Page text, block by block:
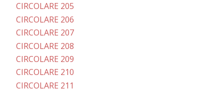
CIRCOLARE 205
CIRCOLARE 206
CIRCOLARE 207
CIRCOLARE 208
CIRCOLARE 209
CIRCOLARE 210
CIRCOLARE 211